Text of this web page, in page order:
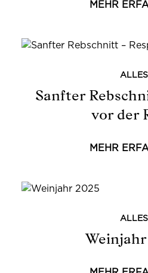
MEHR
ALLES
Sanfter
vor der
MEHR
ALLES
Weinjahr